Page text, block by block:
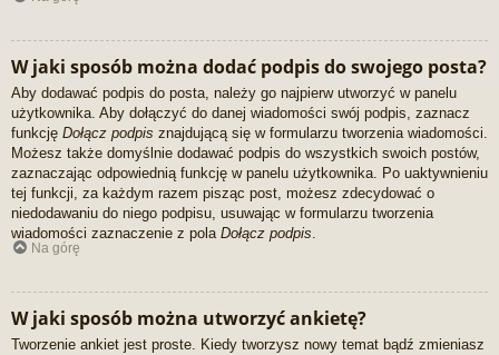
W jaki sposób można dodać podpis do swojego posta?
Aby dodawać podpis do posta, należy go najpierw utworzyć w panelu
użytkownika. Aby dołączyć do danej wiadomości swój podpis, zaznacz
funkcję Dołącz podpis znajdującą się w formularzu tworzenia wiadomości.
Możesz także domyślnie dodawać podpis do wszystkich swoich postów,
zaznaczając odpowiednią funkcję w panelu użytkownika. Po uaktywnieniu
tej funkcji, za każdym razem pisząc post, możesz zdecydować o
niedodawaniu do niego podpisu, usuwając w formularzu tworzenia
wiadomości zaznaczenie z pola Dołącz podpis
Na górę
W jaki sposób można utworzyć ankietę?
Tworzenie ankiet jest proste. Kiedy tworzysz nowy temat bądź zmieniasz